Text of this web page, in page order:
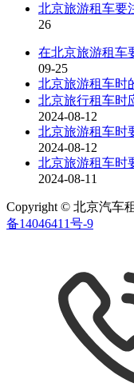
北京旅游租车要
26
在北京旅游租车
09-25
北京旅游租车时
北京旅行租车时
2024-08-12
北京旅游租车时
2024-08-12
北京旅游租车时
2024-08-11
Copyright © 北京汽车
备14046411号-9